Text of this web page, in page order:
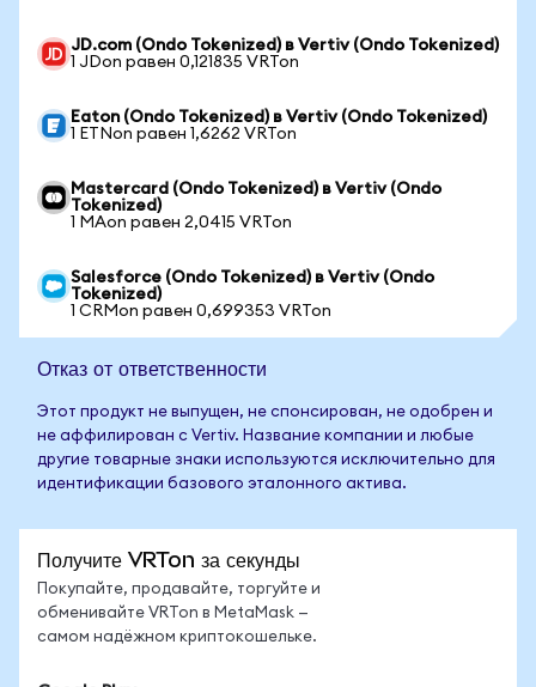
JD.com (Ondo Tokenized) в Vertiv (Ondo Tokenized)
1 JDon равен 0,121835 VRTon
Eaton (Ondo Tokenized) в Vertiv (Ondo Tokenized)
1 ETNon равен 1,6262 VRTon
Mastercard (Ondo Tokenized) в Vertiv (Ondo
Tokenized)
1 MAon равен 2,0415 VRTon
Salesforce (Ondo Tokenized) в Vertiv (Ondo
Tokenized)
1 CRMon равен 0,699353 VRTon
Отказ от ответственности
Этот продукт не выпущен, не спонсирован, не одобрен и
не аффилирован с Vertiv. Название компании и любые
другие товарные знаки используются исключительно для
идентификации базового эталонного актива.
Получите VRTon за секунды
Покупайте, продавайте, торгуйте и
обменивайте VRTon в MetaMask —
самом надёжном криптокошельке.